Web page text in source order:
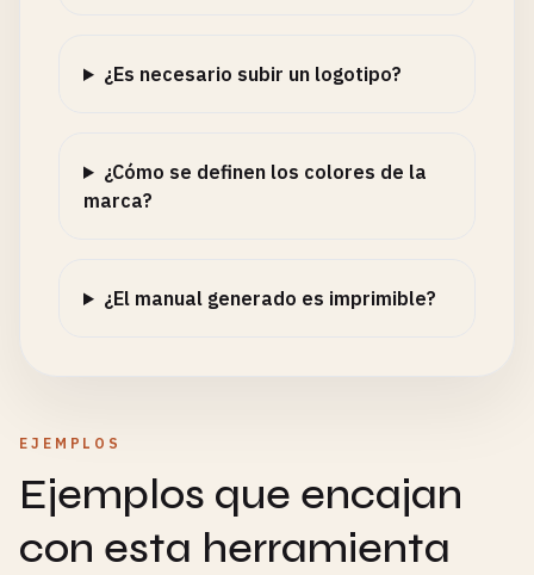
¿Es necesario subir un logotipo?
¿Cómo se definen los colores de la
marca?
¿El manual generado es imprimible?
EJEMPLOS
Ejemplos que encajan
con esta herramienta